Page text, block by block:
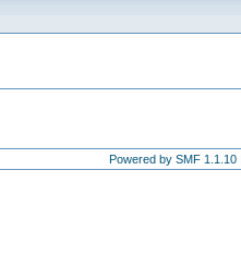
Powered by SMF 1.1.10